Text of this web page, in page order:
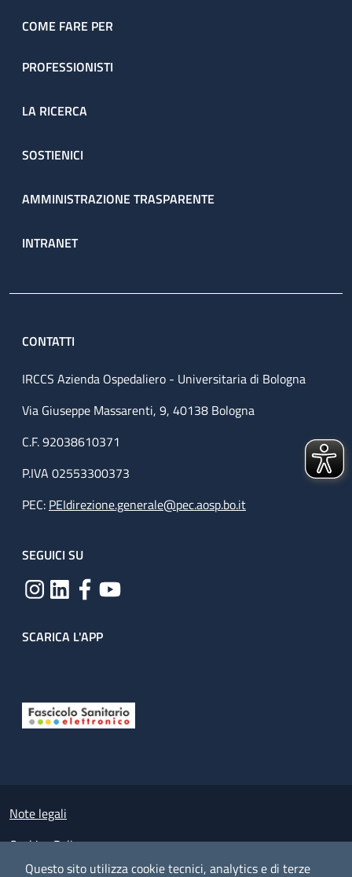
Questo sito utilizza cookie tecnici, analytics e di terze
COME FARE PER
PROFESSIONISTI
LA RICERCA
SOSTIENICI
AMMINISTRAZIONE TRASPARENTE
INTRANET
CONTATTI
IRCCS Azienda Ospedaliero - Universitaria di Bologna
Via Giuseppe Massarenti, 9, 40138 Bologna
C.F. 92038610371
P.IVA 02553300373
PEC: PEIdirezione.generale@pec.aosp.bo.it
SEGUICI SU
SCARICA L'APP
Small prints
Note legali
Cookies Policy